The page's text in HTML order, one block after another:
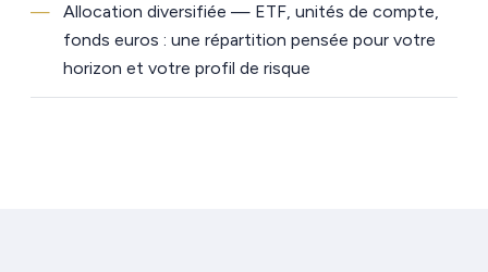
Allocation diversifiée — ETF, unités de compte,
fonds euros : une répartition pensée pour votre
horizon et votre profil de risque